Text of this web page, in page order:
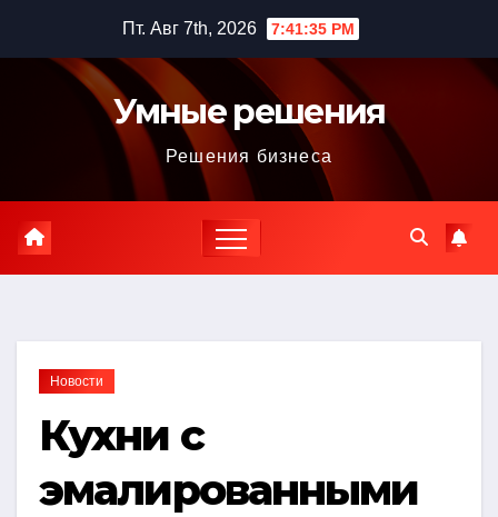
содержимому
Пт. Авг 7th, 2026 7:41:36 PM
Умные решения
Решения бизнеса
Новости
Кухни с
эмалированными